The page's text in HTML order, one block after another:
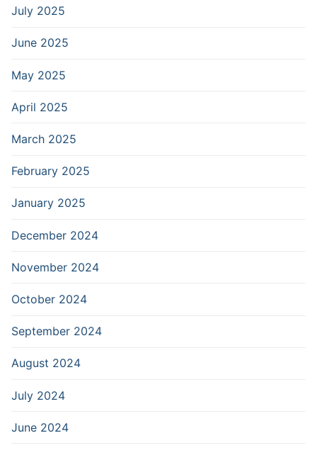
July 2025
June 2025
May 2025
April 2025
March 2025
February 2025
January 2025
December 2024
November 2024
October 2024
September 2024
August 2024
July 2024
June 2024